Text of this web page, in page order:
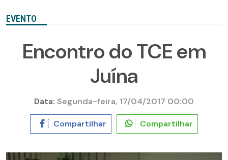
EVENTO
Encontro do TCE em
Juína
Data: Segunda-feira, 17/04/2017 00:00
Compartilhar Compartilhar